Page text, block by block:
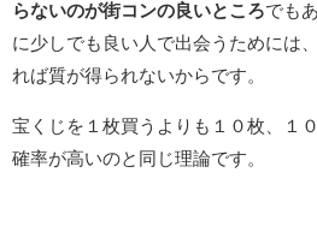
らないのが街コンの良いところでも
に少しでも良い人で出会うためには
れば質が得られないからです。
宝くじを１枚買うよりも１０枚、１
確率が高いのと同じ理論です。